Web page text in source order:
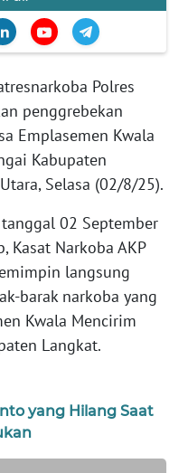
Polres
penggrebekan
Emplasemen Kwala
Kabupaten
Selasa (02/8/25).
02 September
Kasat Narkoba AKP
langsung
barak narkoba yang
Kwala Mencirim
Langkat.
yang Hilang Saat